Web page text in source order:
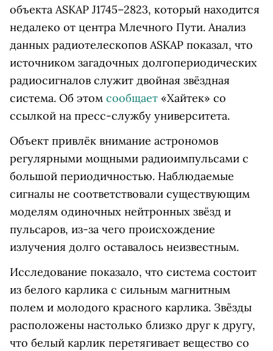
объекта ASKAP J1745–2823, который находится
недалеко от центра Млечного Пути. Анализ
данных радиотелескопов ASKAP показал, что
источником загадочных долгопериодических
радиосигналов служит двойная звёздная
система. Об этом сообщает «Хайтек» со
ссылкой на пресс-службу университета.
Объект привлёк внимание астрономов
регулярными мощными радиоимпульсами с
большой периодичностью. Наблюдаемые
сигналы не соответствовали существующим
моделям одиночных нейтронных звёзд и
пульсаров, из-за чего происхождение
излучения долго оставалось неизвестным.
Исследование показало, что система состоит
из белого карлика с сильным магнитным
полем и молодого красного карлика. Звёзды
расположены настолько близко друг к другу,
что белый карлик перетягивает вещество со